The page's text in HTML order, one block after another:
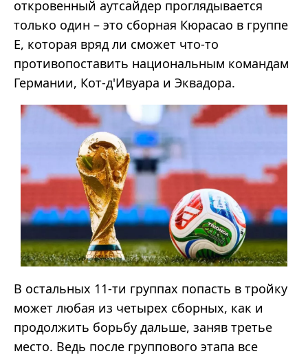
откровенный аутсайдер проглядывается
только один – это сборная Кюрасао в группе
Е, которая вряд ли сможет что-то
противопоставить национальным командам
Германии, Кот-д'Ивуара и Эквадора.
В остальных 11-ти группах попасть в тройку
может любая из четырех сборных, как и
продолжить борьбу дальше, заняв третье
место. Ведь после группового этапа все